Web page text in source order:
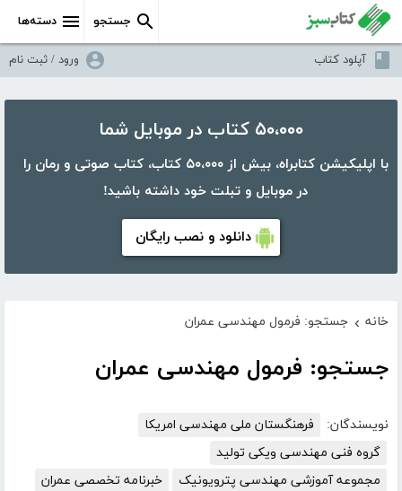
دسته‌ها جستجو
آپلود کتاب ورود / ثبت نام
۵۰،۰۰۰ کتاب در موبایل شما
با اپلیکیشن کتابراه، بیش از ۵۰،۰۰۰ کتاب، کتاب صوتی و رمان را
در موبایل و تبلت خود داشته باشید!
دانلود و نصب رایگان
خانه › جستجو: فرمول مهندسی عمران
جستجو: فرمول مهندسی عمران
نویسندگان:
فرهنگستان ملی مهندسی امریکا
گروه فنی مهندسی ویکی تولید
مجموعه آموزشی مهندسی پترویونیک
خبرنامه تخصصی عمران